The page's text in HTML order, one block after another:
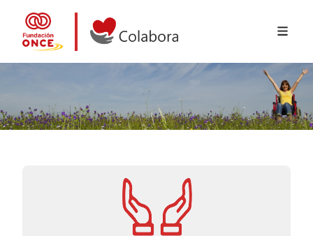
Colabora con la Fundación ONCE